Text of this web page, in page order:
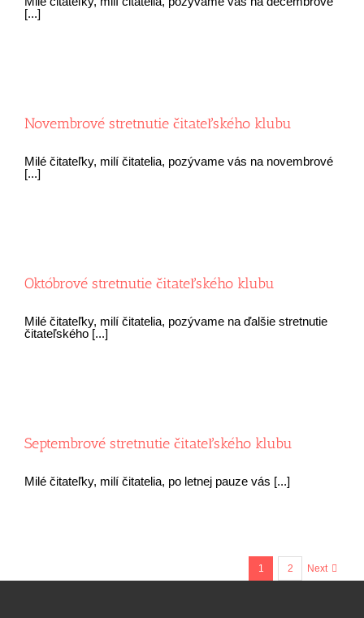
[...]
Novembrové stretnutie čitateľského klubu
Milé čitateľky, milí čitatelia, pozývame vás na novembrové
[...]
Októbrové stretnutie čitateľského klubu
Milé čitateľky, milí čitatelia, pozývame na ďalšie stretnutie
čitateľského [...]
Septembrové stretnutie čitateľského klubu
Milé čitateľky, milí čitatelia, po letnej pauze vás [...]
1 2 Next